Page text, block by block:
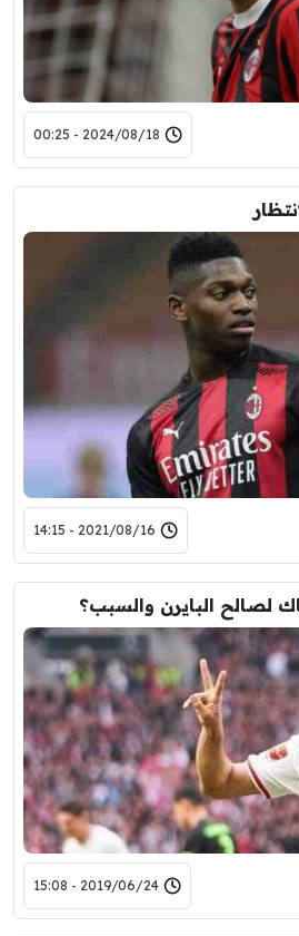
2024/08/18 - 00:25
2021/08/16 - 14:15
لصالح البايرن والسبب؟
2019/06/24 - 15:08